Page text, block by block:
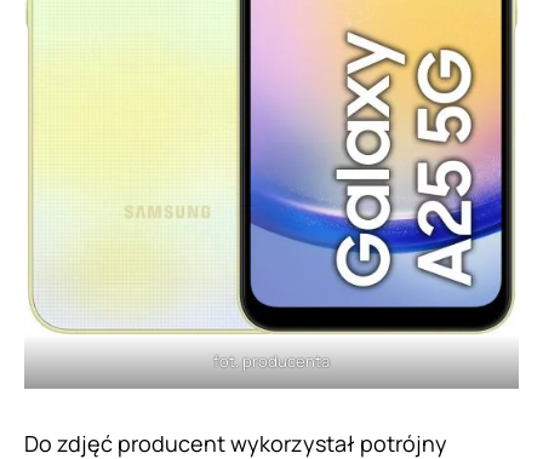
fot. producenta
Do zdjęć producent wykorzystał potrójny